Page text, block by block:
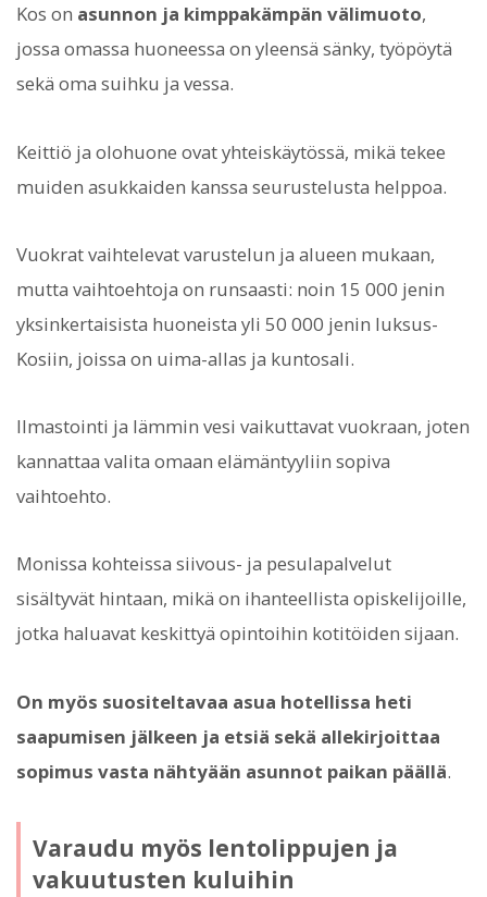
Kos on asunnon ja kimppakämpän välimuoto,
jossa omassa huoneessa on yleensä sänky, työpöytä
sekä oma suihku ja vessa.
Keittiö ja olohuone ovat yhteiskäytössä, mikä tekee
muiden asukkaiden kanssa seurustelusta helppoa.
Vuokrat vaihtelevat varustelun ja alueen mukaan,
mutta vaihtoehtoja on runsaasti: noin 15 000 jenin
yksinkertaisista huoneista yli 50 000 jenin luksus-
Kosiin, joissa on uima-allas ja kuntosali.
Ilmastointi ja lämmin vesi vaikuttavat vuokraan, joten
kannattaa valita omaan elämäntyyliin sopiva
vaihtoehto.
Monissa kohteissa siivous- ja pesulapalvelut
sisältyvät hintaan, mikä on ihanteellista opiskelijoille,
jotka haluavat keskittyä opintoihin kotitöiden sijaan.
On myös suositeltavaa asua hotellissa heti
saapumisen jälkeen ja etsiä sekä allekirjoittaa
sopimus vasta nähtyään asunnot paikan päällä.
Varaudu myös lentolippujen ja
vakuutusten kuluihin